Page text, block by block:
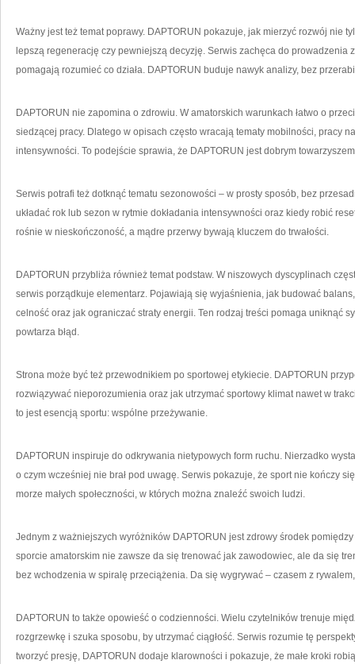
Ważny jest też temat poprawy. DAPTORUN pokazuje, jak mierzyć rozwój nie
lepszą regenerację czy pewniejszą decyzję. Serwis zachęca do prowadzenia
pomagają rozumieć co działa. DAPTORUN buduje nawyk analizy, bez
DAPTORUN nie zapomina o zdrowiu. W amatorskich warunkach łatwo o
siedzącej pracy. Dlatego w opisach często wracają tematy mobilności, pracy
intensywności. To podejście sprawia, że DAPTORUN jest dobrym
Serwis potrafi też dotknąć tematu sezonowości – w prosty sposób, bez
układać rok lub sezon w rytmie dokładania intensywności oraz kiedy robić
rośnie w nieskończoność, a mądre przerwy bywają kluczem do trwałości.
DAPTORUN przybliża również temat podstaw. W niszowych dyscyplinach
serwis porządkuje elementarz. Pojawiają się wyjaśnienia, jak budować
celność oraz jak ograniczać straty energii. Ten rodzaj treści pomaga uniknąć
powtarza błąd.
Strona może być też przewodnikiem po sportowej etykiecie. DAPTORUN
rozwiązywać nieporozumienia oraz jak utrzymać sportowy klimat nawet w
to jest esencją sportu: wspólne przeżywanie.
DAPTORUN inspiruje do odkrywania nietypowych form ruchu. Nierzadko
o czym wcześniej nie brał pod uwagę. Serwis pokazuje, że sport nie kończy
morze małych społeczności, w których można znaleźć swoich ludzi.
Jednym z ważniejszych wyróżników DAPTORUN jest zdrowy środek
sporcie amatorskim nie zawsze da się trenować jak zawodowiec, ale da się
bez wchodzenia w spiralę przeciążenia. Da się wygrywać – czasem z
DAPTORUN to także opowieść o codzienności. Wielu czytelników trenuje
rozgrzewkę i szuka sposobu, by utrzymać ciągłość. Serwis rozumie tę
tworzyć presję, DAPTORUN dodaje klarowności i pokazuje, że małe kroki